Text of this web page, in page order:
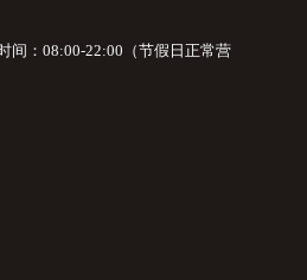
间：08:00-22:00（节假日正常营